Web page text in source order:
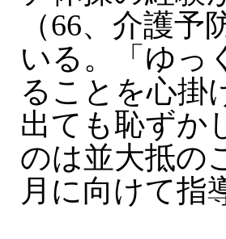
（66、介護
いる。「ゆっ
ることを心掛
出ても恥ずか
のは並大抵の
月に向けて指